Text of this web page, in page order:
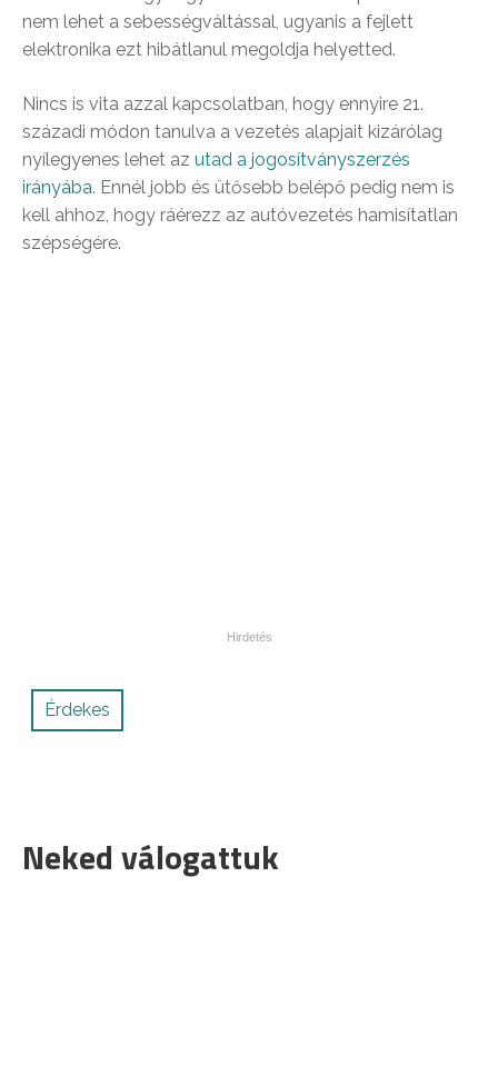
nem lehet a sebességváltással, ugyanis a fejlett
elektronika ezt hibátlanul megoldja helyetted.
Nincs is vita azzal kapcsolatban, hogy ennyire 21.
századi módon tanulva a vezetés alapjait kizárólag
nyílegyenes lehet az utad a jogosítványszerzés
irányába. Ennél jobb és ütősebb belépő pedig nem is
kell ahhoz, hogy ráérezz az autóvezetés hamisítatlan
szépségére.
Érdekes
Neked válogattuk